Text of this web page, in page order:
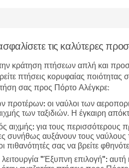
τις καλύτερες
κράτηση πτήσεων απλή και
πτήσεις κορυφαίας ποιότητας
σας προς Πόρτο Αλέγκρε:
προτέρων: οι ναύλοι των
των ταξιδιών. Η έγκαιρη
αιχμής: για τους περισσότερους
συνήθως αυξάνουν τους
πιθανότητές σας να βρείτε
"Έξυπνη επιλογή": αυτή